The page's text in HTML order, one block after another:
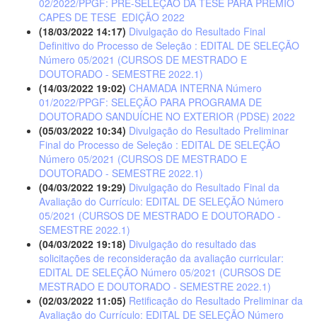
CAPES DE TESE  EDIÇÃO 2022
(18/03/2022 14:17) Divulgação do Resultado Final
Definitivo do Processo de Seleção : EDITAL DE SELEÇÃO
Número 05/2021 (CURSOS DE MESTRADO E
DOUTORADO - SEMESTRE 2022.1)
(14/03/2022 19:02) CHAMADA INTERNA Número
01/2022/PPGF: SELEÇÃO PARA PROGRAMA DE
DOUTORADO SANDUÍCHE NO EXTERIOR (PDSE) 2022
(05/03/2022 10:34) Divulgação do Resultado Preliminar
Final do Processo de Seleção : EDITAL DE SELEÇÃO
Número 05/2021 (CURSOS DE MESTRADO E
DOUTORADO - SEMESTRE 2022.1)
(04/03/2022 19:29) Divulgação do Resultado Final da
Avaliação do Currículo: EDITAL DE SELEÇÃO Número
05/2021 (CURSOS DE MESTRADO E DOUTORADO -
SEMESTRE 2022.1)
(04/03/2022 19:18) Divulgação do resultado das
solicitações de reconsideração da avaliação curricular:
EDITAL DE SELEÇÃO Número 05/2021 (CURSOS DE
MESTRADO E DOUTORADO - SEMESTRE 2022.1)
(02/03/2022 11:05) Retificação do Resultado Preliminar da
Avaliação do Currículo: EDITAL DE SELEÇÃO Número